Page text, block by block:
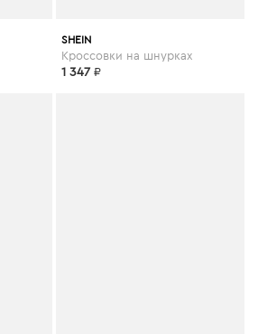
SHEIN
Кроссовки на шнурках
1 347 ₽